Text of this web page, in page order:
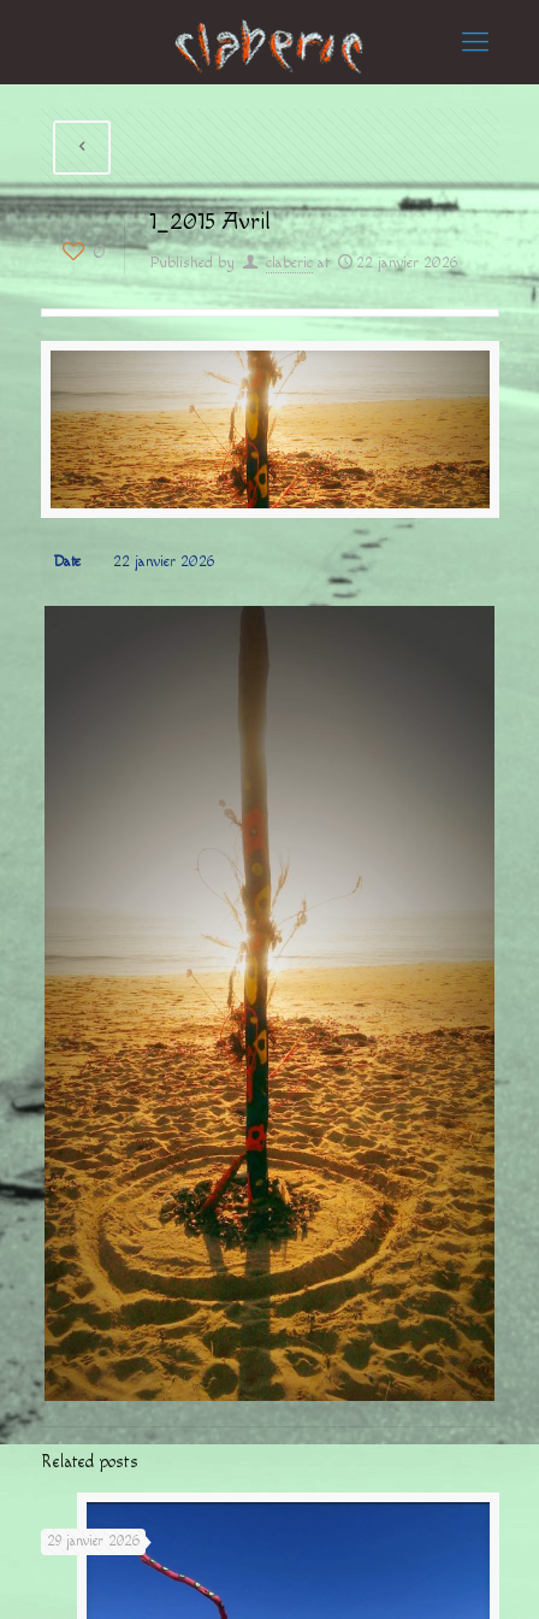
0
1_2015 Avril
Published by claberic at 22 janvier 2026
Date 22 janvier 2026
Related posts
29 janvier 2026